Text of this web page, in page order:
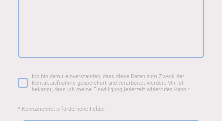
Ich bin damit einverstanden, dass diese Daten zum Zweck der
Kontaktaufnahme gespeichert und verarbeitet werden. Mir ist
bekannt, dass ich meine Einwilligung jederzeit widerrufen kann.*
* Kennzeichnet erforderliche Felder